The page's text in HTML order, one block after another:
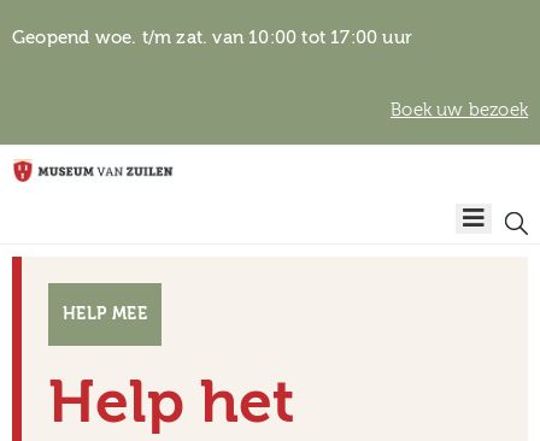
Geopend woe. t/m zat. van 10:00 tot 17:00 uur
Boek uw bezoek
Home
bezoek
HELP MEE
Help het
Algemene
Auteursrechten
& beeldgebruik